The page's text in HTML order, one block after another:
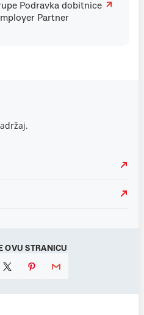
Podravka dobitnice
Partner
OVU STRANICU